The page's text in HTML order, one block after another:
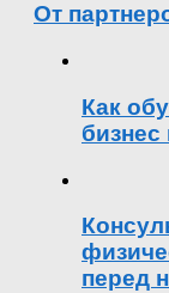
От
Как
перед